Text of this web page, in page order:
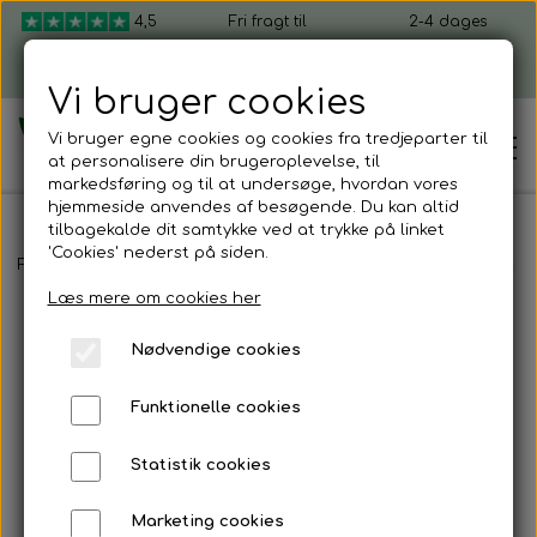
4,5
Fri fragt til
2-4 dages
levering, fra 49 kr.
Shop mikrogrønt
Dyrk selv mikrogrønt
Mikrogrønt startpakker
Mikrogrønt frø
Kom i gang
Sådan dyrker du mikrogrønt
Forside Shop mikrogrønt
Vi bruger cookies
Vi bruger egne cookies og cookies fra tredjeparter til
at personalisere din brugeroplevelse, til
markedsføring og til at undersøge, hvordan vores
hjemmeside anvendes af besøgende. Du kan altid
tilbagekalde dit samtykke ved at trykke på linket
'Cookies' nederst på siden.
Læs mere om cookies her
Nødvendige cookies
Funktionelle cookies
Statistik cookies
Marketing cookies